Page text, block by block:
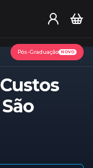
Pós-Graduação NOVO